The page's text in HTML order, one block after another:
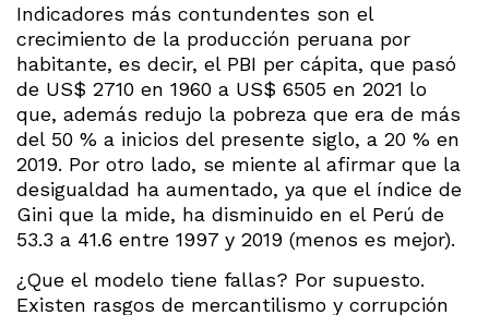
Indicadores más contundentes son el
crecimiento de la producción peruana por
habitante, es decir, el PBI per cápita, que pasó
de US$ 2710 en 1960 a US$ 6505 en 2021 lo
que, además redujo la pobreza que era de más
del 50 % a inicios del presente siglo, a 20 % en
2019. Por otro lado, se miente al afirmar que la
desigualdad ha aumentado, ya que el índice de
Gini que la mide, ha disminuido en el Perú de
53.3 a 41.6 entre 1997 y 2019 (menos es mejor).
¿Que el modelo tiene fallas? Por supuesto.
Existen rasgos de mercantilismo y corrupción